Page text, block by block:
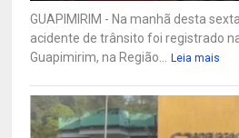
GUAPIMIRIM - Na manhã desta
acidente de trânsito foi registrado
Guapimirim, na Região...
Leia mais